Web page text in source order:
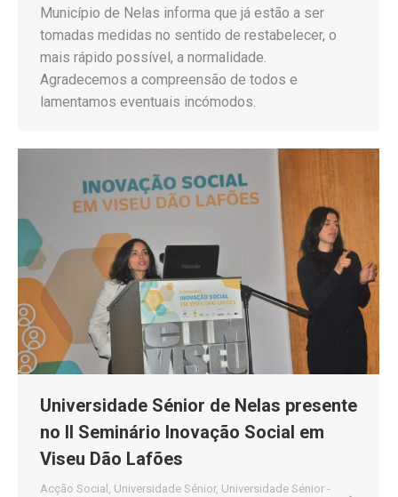
Município de Nelas informa que já estão a ser
tomadas medidas no sentido de restabelecer, o
mais rápido possível, a normalidade.
Agradecemos a compreensão de todos e
lamentamos eventuais incómodos.
Universidade Sénior de Nelas presente
no II Seminário Inovação Social em
Viseu Dão Lafões
Acção Social , Universidade Sénior, Universidade Sénior -